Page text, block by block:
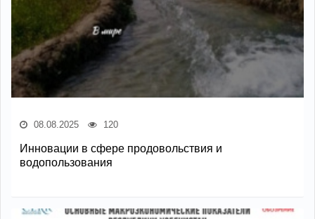
08.08.2025 120
Инновации в сфере продовольствия и
водопользования